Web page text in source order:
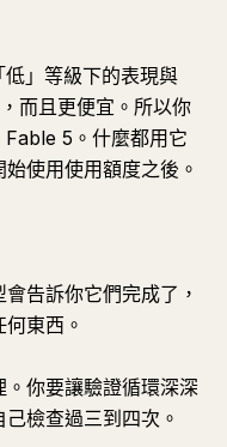
」等級下的表現與
而且更便宜。所以你
5。什麼都用它
使用使用額度之後。
告訴你它們完成了，
東西。
你要讓驗證循環深深
檢查過三到四次。